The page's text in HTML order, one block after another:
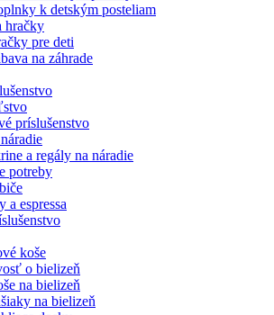
k detským posteliam
hračky
pre deti
na záhrade
príslušenstvo
a regály na náradie
potreby
a espressa
koše
o bielizeň
na bielizeň
na bielizeň